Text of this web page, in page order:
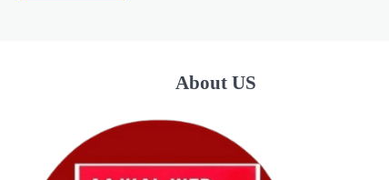
About US